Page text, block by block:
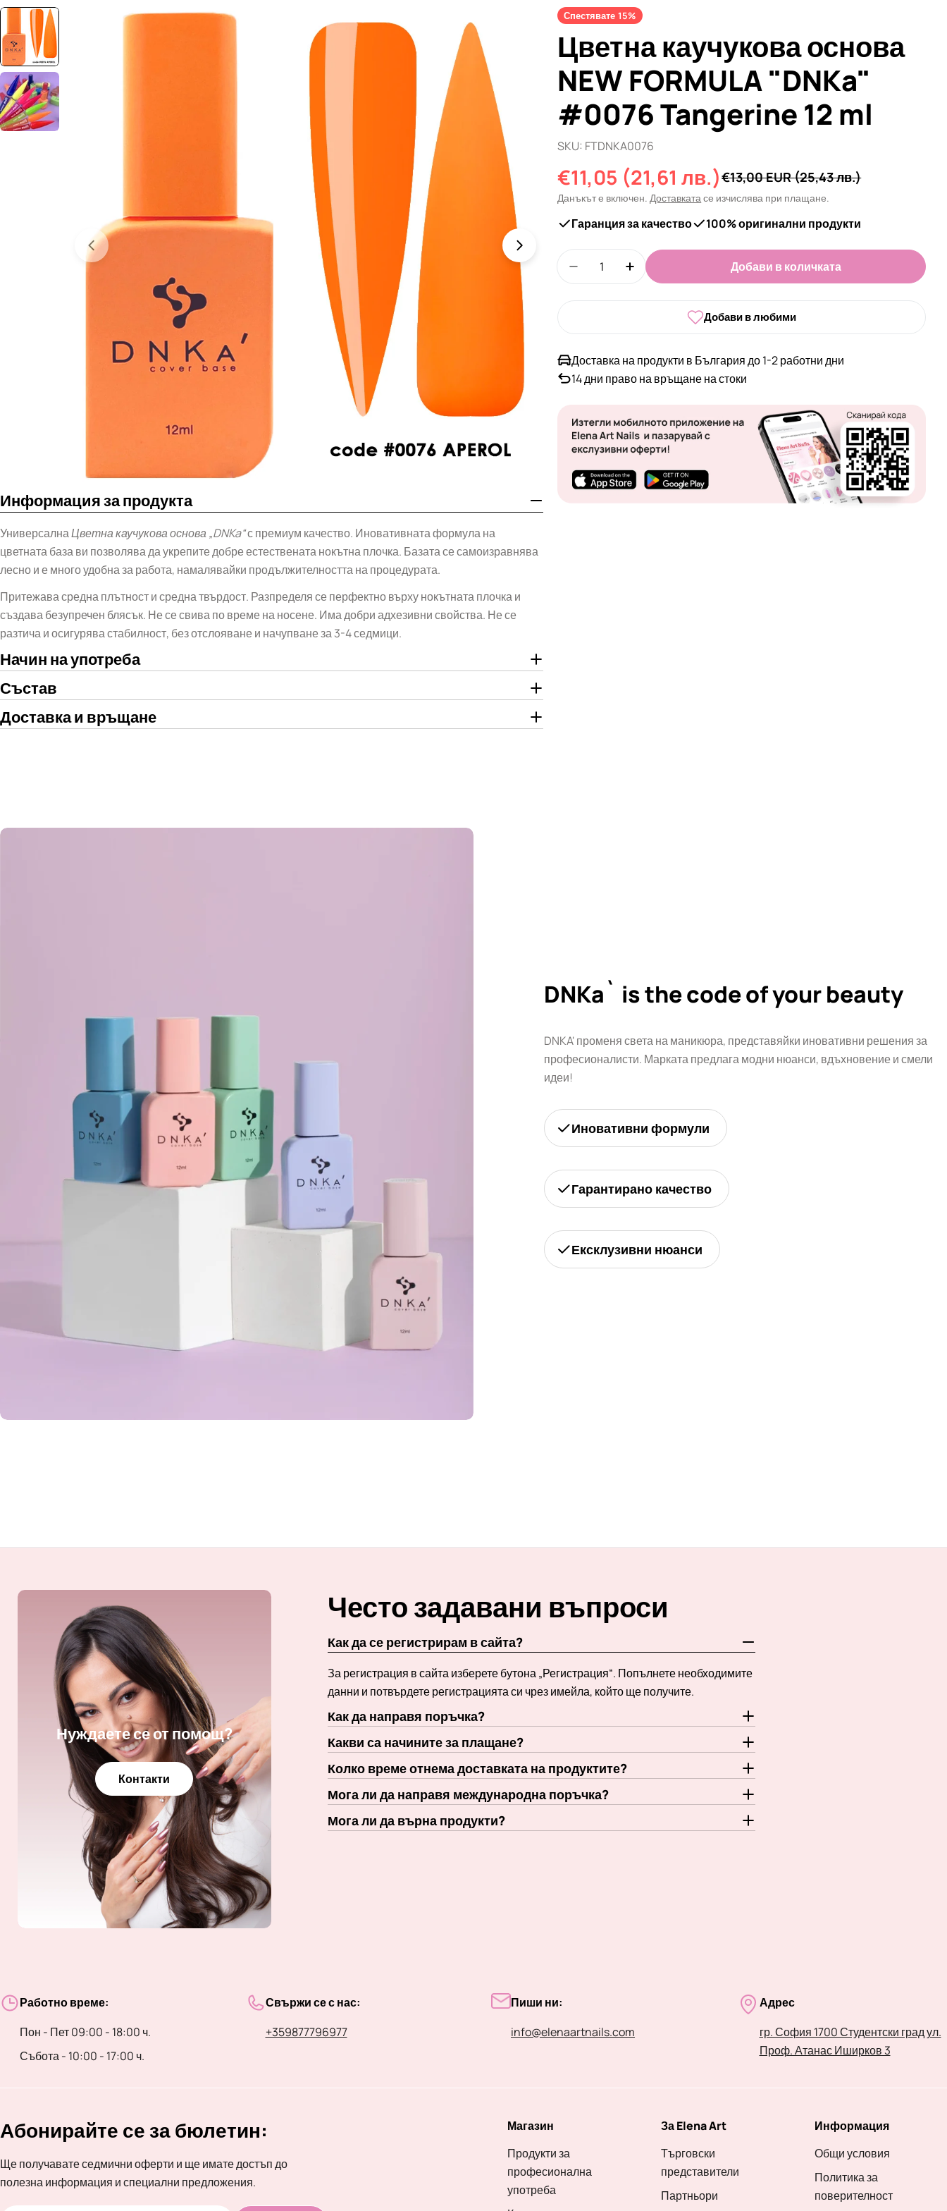
Отвори медия 0 в прозорец
Отвори медия 1 в прозорец
Информация за продукта
УниверсалнаЦветна каучукова основа„DNKa“с премиум качество. Иновативната формула на
цветната база ви позволява да укрепите добре естествената нокътна плочка. Базата се самоизравнява
лесно и е много удобна за работа, намалявайки продължителността на процедурата.
Притежава средна плътност и средна твърдост. Разпределя се перфектно върху нокътната плочка и
създава безупречен блясък. Не се свива по време на носене. Има добри адхезивни свойства. Не се
разтича и осигурява стабилност, без отслояване и начупване за 3-4 седмици.
Начин на употреба
Състав
Доставка и връщане
Спестявате 15%
Цветна каучукова основа
NEW FORMULA "DNKa"
#0076 Tangerine 12 ml
SKU: FTDNKA0076
Промо
цена
€11,05 (21,61 лв.)
Редовна
цена
€13,00 EUR(25,43 лв.)
Данъкът е включен.Доставкатасе изчислява при плащане.
Гаранция за качество 100% оригинални продукти
Намали количеството за Цветна каучукова основа NEW
Увеличи количеството за Цветна каучукова
Добави в количката
Добави в любими
Доставка на продукти в България до 1-2 работни дни
14 дни право на връщане на стоки
DNKa` is the code of your beauty
DNKA' променя света на маникюра, представяйки иновативни решения за
професионалисти. Марката предлага модни нюанси, вдъхновение и смели
идеи!
Иновативни формули
Гарантирано качество
Ексклузивни нюанси
Нуждаете се от помощ?
Контакти
Често задавани въпроси
Как да се регистрирам в сайта?
За регистрация в сайта изберете бутона „Регистрация“. Попълнете необходимите
данни и потвърдете регистрацията си чрез имейла, който ще получите.
Как да направя поръчка?
Какви са начините за плащане?
Колко време отнема доставката на продуктите?
Мога ли да направя международна поръчка?
Мога ли да върна продукти?
Работно време:
Пон - Пет 09:00 - 18:00 ч.
Събота - 10:00 - 17:00 ч.
Свържи се с нас:
+359877796977
Пиши ни:
info@elenaartnails.com
Адрес
гр. София 1700 Студентски град ул.
Проф. Атанас Иширков 3
Абонирайте се за бюлетин:
Ще получавате седмични оферти и ще имате достъп до
полезна информация и специални предложения.
Магазин
Продукти за
професионална
употреба
За Elena Art
Търговски
представители
Партньори
Информация
Общи условия
Политика за
поверителност